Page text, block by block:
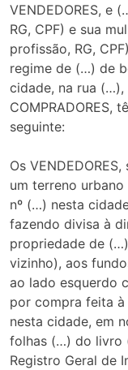
VENDEDORES, e
RG, CPF) e sua
profissão, RG,
regime de (…) de
cidade, na rua
COMPRADORES,
seguinte:
Os
um terreno
nº (…) nesta
fazendo divisa à
propriedade de
vizinho), aos
ao lado esquerdo
por compra feita
nesta cidade, em
folhas (…) do livro
Registro Geral de